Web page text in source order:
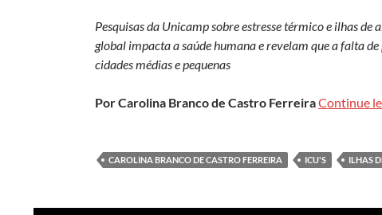
Pesquisas da Unicamp sobre estresse térmico e ilhas
global impacta a saúde humana e revelam que a falta
cidades médias e pequenas
Por Carolina Branco de Castro FerreiraContinue
CAROLINA BRANCO DE CASTRO FERREIRA ICU'S ILHAS